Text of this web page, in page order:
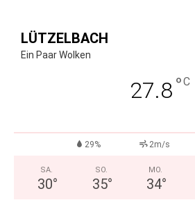
LÜTZELBACH
Ein Paar Wolken
27.8°C
29% 2m/s
SA.
30°
SO.
35°
MO.
34°